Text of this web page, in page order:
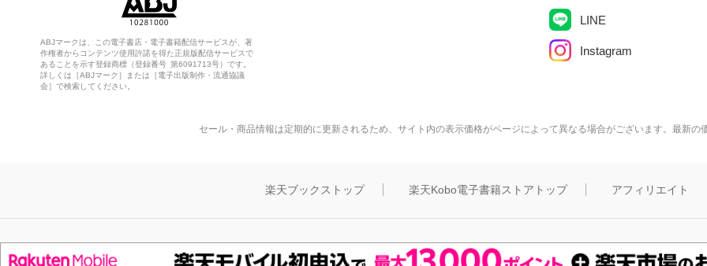
ABJマークは、この電子書店・電子書籍配信サービスが、著
作権者からコンテンツ使用許諾を得た正規版配信サービスで
あることを示す登録商標（登録番号 第6091713号）です。
詳しくは［ABJマーク］または［電子出版制作・流通協議
会］で検索してください。
LINE
Instagram
セール・商品情報は定期的に更新されるため、サイト内の表示価格がページによって異なる場合がございます。最新の
楽天ブックストップ 楽天Kobo電子書籍ストアトップ アフィリエイト